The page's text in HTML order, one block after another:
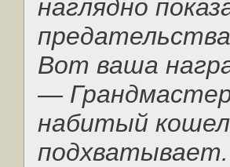
наглядно
Вот ваша
—
набитый
подхватывает.